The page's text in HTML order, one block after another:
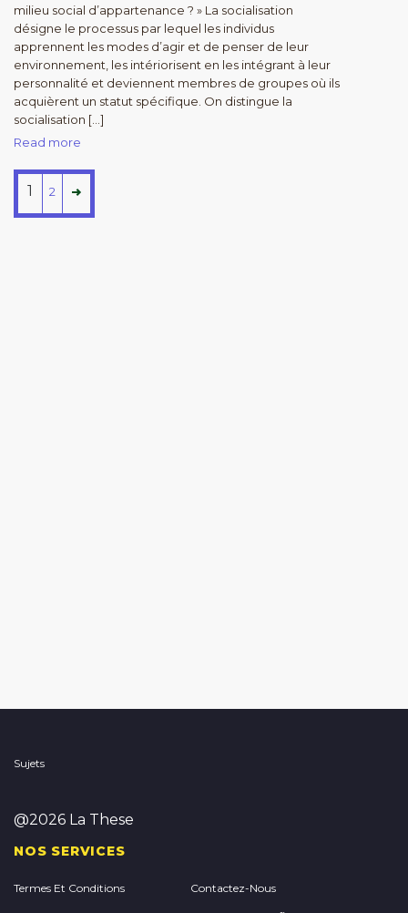
milieu social d’appartenance ? » La socialisation
désigne le processus par lequel les individus
apprennent les modes d’agir et de penser de leur
environnement, les intériorisent en les intégrant à leur
personnalité et deviennent membres de groupes où ils
acquièrent un statut spécifique. On distingue la
socialisation […]
Read more
1 2
Sujets
@2026 La These
NOS SERVICES
Termes Et Conditions Contactez-Nous